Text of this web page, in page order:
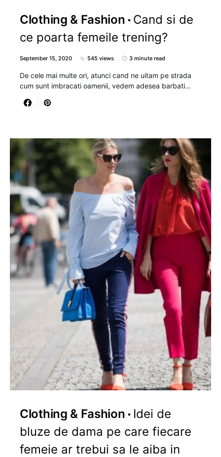
Clothing & Fashion
Cand si de
ce poarta femeile trening?
September 15, 2020 545 views 3 minute read
De cele mai multe ori, atunci cand ne uitam pe strada
cum sunt imbracati oamenii, vedem adesea barbati…
Clothing & Fashion
Idei de
bluze de dama pe care fiecare
femeie ar trebui sa le aiba in